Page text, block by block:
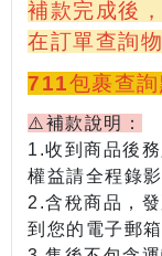
補款完成後
在訂單查詢物
711包裹查詢
⚠️補款說明：
1.收到商品後
權益請全程錄
2.含稅商品，
到您的電子郵